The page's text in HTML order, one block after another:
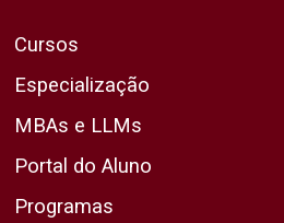
Cursos
Especialização
MBAs e LLMs
Portal do Aluno
Programas